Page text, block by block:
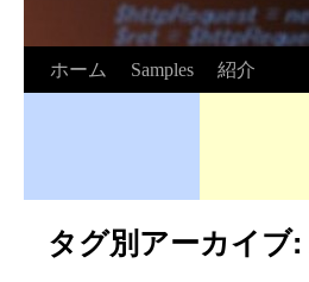
ホーム Samples 紹介
タグ別アーカイブ: